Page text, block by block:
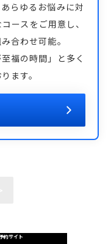
らゆるお悩みに対
ースをご用意し、
合わせ可能。
福の時間」と多く
ます。
約サイト